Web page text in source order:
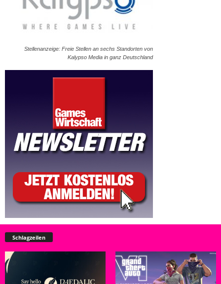
Stellenanzeige: Freie Stellen an sechs Standorten von
Kalypso Media in ganz Deutschland
Schlagzeilen